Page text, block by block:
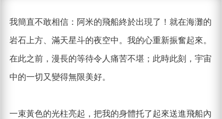
我簡直不敢相信：阿米的飛船終於出現了！就在海灘的
岩石上方、滿天星斗的夜空中。我的心重新振奮起來。
在此之前，漫長的等待令人痛苦不堪；此時此刻，宇宙
中的一切又變得無限美好。
一束黃色的光柱亮起，把我的身體托了起來送進飛船內